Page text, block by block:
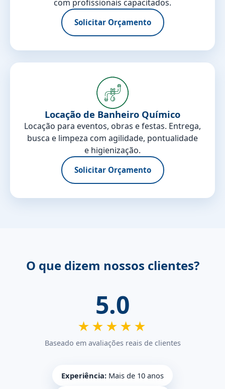
com profissionais capacitados.
Solicitar Orçamento
Locação de Banheiro Químico
Locação para eventos, obras e festas. Entrega,
busca e limpeza com agilidade, pontualidade
e higienização.
Solicitar Orçamento
O que dizem nossos clientes?
5.0
★★★★★
Baseado em avaliações reais de clientes
Experiência: Mais de 10 anos